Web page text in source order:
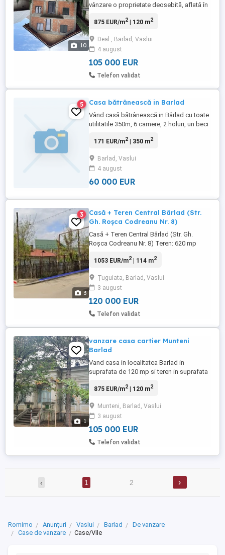
10
vânzare o proprietate deosebită, aflată în
interior), situată într-una dintre cele mai
Deal, pe strada Veronica Micle. Această
casă reprezintă oportunitatea perfectă
pentru o familie care ...
875 EUR/m2| 120 m2
Deal , Barlad, Vaslui
4 august
105 000 EUR
Telefon validat
5 Casa bătrânească in Barlad
Vând casă bătrânească in Bârlad cu toate
utilitatile 350m, 6 camere, 2 holuri, un beci
171 EUR/m2| 350 m2
Barlad, Vaslui
4 august
60 000 EUR
3
3
Casă + Teren Central Bârlad (Str.
Gh. Roșca Codreanu Nr. 8)
Casă + Teren Central Bârlad (Str. Gh.
Roșca Codreanu Nr. 8) Teren: 620 mp
străzi) Casă: 114 mp (3 camere, bucătărie,
intabulare la zi (vânzare imediată) Preț:
120000 (negociabil) Detalii și vizionări:
1053 EUR/m2| 114 m2
Țuguiata, Barlad, Vaslui
3 august
120 000 EUR
Telefon validat
1
vanzare casa cartier Munteni
Barlad
Vand casa in localitatea Barlad in
suprafata de 120 mp si teren in suprafata
Scoala nr 3. Pretul casei include si terenul.
doua holuri, o bucatarie, o baie si o
debara. De asemenea dispune si de beci.
Este racordata la canalizare, ...
875 EUR/m2| 120 m2
Munteni, Barlad, Vaslui
3 august
105 000 EUR
Telefon validat
‹ 1 2 ›
Romimo Anunțuri Vaslui Barlad
De vanzare
Case de vanzare
Case/Vile